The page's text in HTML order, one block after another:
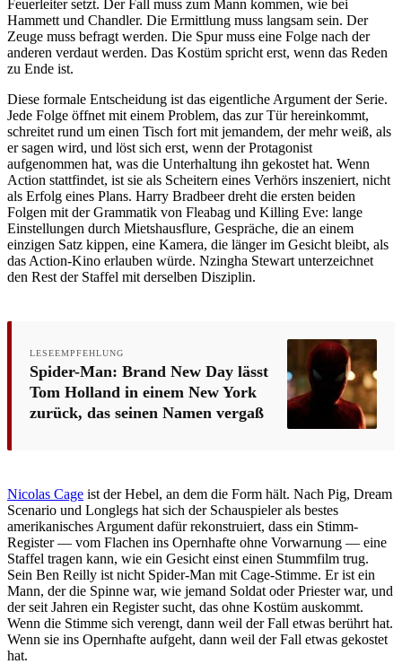
Feuerleiter setzt. Der Fall muss zum Mann kommen, wie bei
Hammett und Chandler. Die Ermittlung muss langsam sein. Der
Zeuge muss befragt werden. Die Spur muss eine Folge nach der
anderen verdaut werden. Das Kostüm spricht erst, wenn das Reden
zu Ende ist.
Diese formale Entscheidung ist das eigentliche Argument der Serie.
Jede Folge öffnet mit einem Problem, das zur Tür hereinkommt,
schreitet rund um einen Tisch fort mit jemandem, der mehr weiß, als
er sagen wird, und löst sich erst, wenn der Protagonist
aufgenommen hat, was die Unterhaltung ihn gekostet hat. Wenn
Action stattfindet, ist sie als Scheitern eines Verhörs inszeniert, nicht
als Erfolg eines Plans. Harry Bradbeer dreht die ersten beiden
Folgen mit der Grammatik von Fleabag und Killing Eve: lange
Einstellungen durch Mietshausflure, Gespräche, die an einem
einzigen Satz kippen, eine Kamera, die länger im Gesicht bleibt, als
das Action-Kino erlauben würde. Nzingha Stewart unterzeichnet
den Rest der Staffel mit derselben Disziplin.
LESEEMPFEHLUNG
Spider-Man: Brand New Day lässt
Tom Holland in einem New York
zurück, das seinen Namen vergaß
Nicolas Cage ist der Hebel, an dem die Form hält. Nach Pig, Dream
Scenario und Longlegs hat sich der Schauspieler als bestes
amerikanisches Argument dafür rekonstruiert, dass ein Stimm-
Register — vom Flachen ins Opernhafte ohne Vorwarnung — eine
Staffel tragen kann, wie ein Gesicht einst einen Stummfilm trug.
Sein Ben Reilly ist nicht Spider-Man mit Cage-Stimme. Er ist ein
Mann, der die Spinne war, wie jemand Soldat oder Priester war, und
der seit Jahren ein Register sucht, das ohne Kostüm auskommt.
Wenn die Stimme sich verengt, dann weil der Fall etwas berührt hat.
Wenn sie ins Opernhafte aufgeht, dann weil der Fall etwas gekostet
hat.